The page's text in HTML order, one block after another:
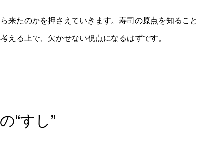
来たのかを押さえていきます。寿司の原点を知ること
える上で、欠かせない視点になるはずです。
“すし”